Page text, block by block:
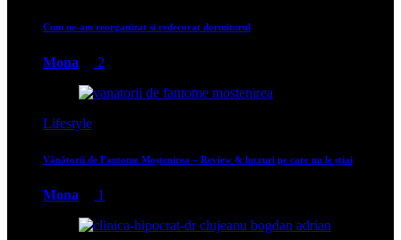
Cum ne-am reorganizat si redecorat dormitorul
Mona 2
Lifestyle
Vânătorii de Fantome Moștenirea – Review & lucruri pe care nu le știai
Mona 1